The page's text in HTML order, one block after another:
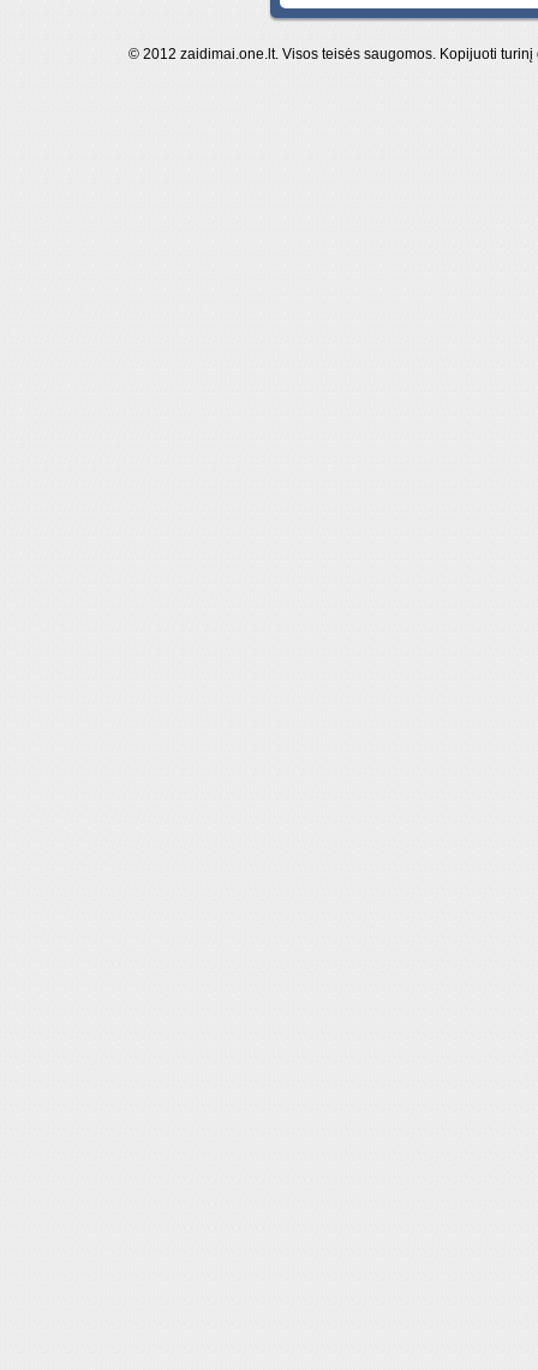
© 2012 zaidimai.one.lt. Visos teisės saugomos. Kopijuoti